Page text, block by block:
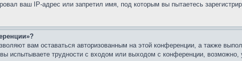
ваш IP-адрес или запретил имя, под которым вы пытаетесь
вам оставаться авторизованным на этой конференции, а также
испытываете трудности с входом или выходом с конференции, возможно,